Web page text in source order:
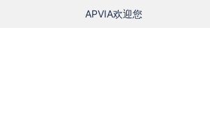
APVIA欢迎您